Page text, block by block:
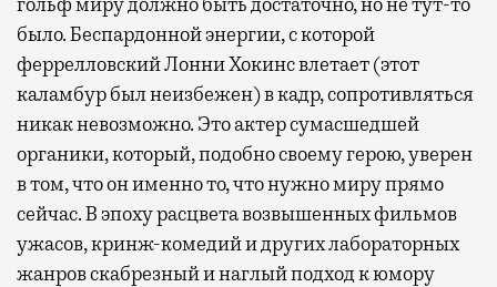
было. Беспардонной энергии, с которой
феррелловский Лонни Хокинс влетает (этот
каламбур был неизбежен) в кадр, сопротивляться
никак невозможно. Это актер сумасшедшей
органики, который, подобно своему герою, уверен
в том, что он именно то, что нужно миру прямо
сейчас. В эпоху расцвета возвышенных фильмов
ужасов, кринж-комедий и других лабораторных
жанров скабрезный и наглый подход к юмору